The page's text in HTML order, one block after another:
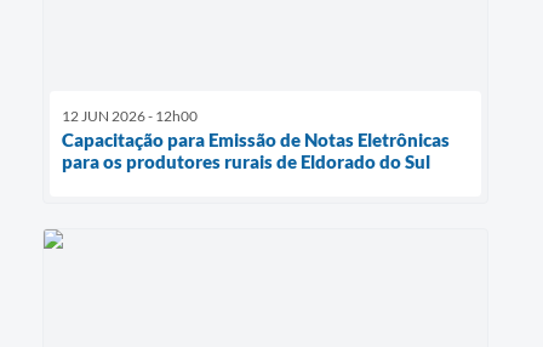
12 JUN 2026 - 12h00
Capacitação para Emissão de Notas Eletrônicas
para os produtores rurais de Eldorado do Sul